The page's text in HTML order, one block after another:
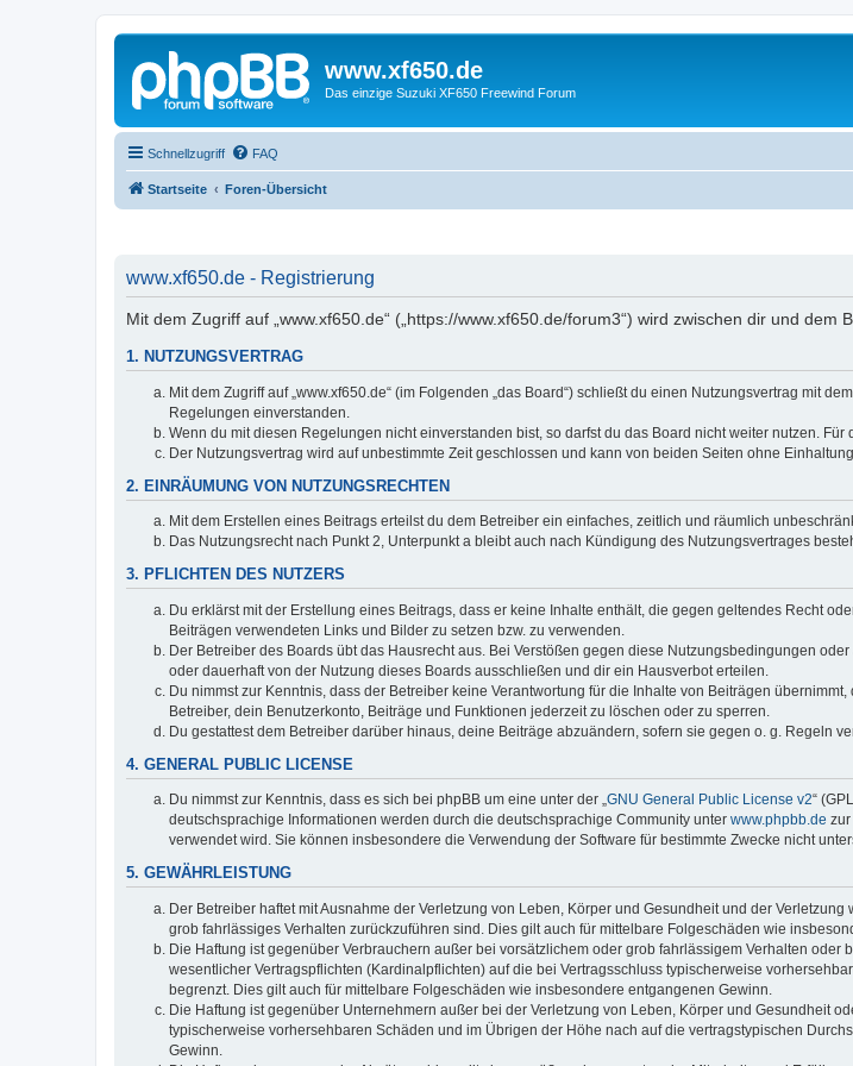
www.xf650.de
Das einzige Suzuki XF650 Freewind Forum
Schnellzugriff FAQ
Startseite Foren-Übersicht
www.xf650.de - Registrierung
Mit dem Zugriff auf „www.xf650.de“ („https://www.xf650.de/forum3“) wird zwischen dir und
1. NUTZUNGSVERTRAG
Mit dem Zugriff auf „www.xf650.de“ (im Folgenden „das Board“) schließt du einen Nutzungsvertrag mit
Regelungen einverstanden.
Wenn du mit diesen Regelungen nicht einverstanden bist, so darfst du das Board nicht weiter nutzen.
Der Nutzungsvertrag wird auf unbestimmte Zeit geschlossen und kann von beiden Seiten ohne
2. EINRÄUMUNG VON NUTZUNGSRECHTEN
Mit dem Erstellen eines Beitrags erteilst du dem Betreiber ein einfaches, zeitlich und räumlich
Das Nutzungsrecht nach Punkt 2, Unterpunkt a bleibt auch nach Kündigung des Nutzungsvertrages
3. PFLICHTEN DES NUTZERS
Du erklärst mit der Erstellung eines Beitrags, dass er keine Inhalte enthält, die gegen geltendes Recht
Beiträgen verwendeten Links und Bilder zu setzen bzw. zu verwenden.
Der Betreiber des Boards übt das Hausrecht aus. Bei Verstößen gegen diese Nutzungsbedingungen
oder dauerhaft von der Nutzung dieses Boards ausschließen und dir ein Hausverbot erteilen.
Du nimmst zur Kenntnis, dass der Betreiber keine Verantwortung für die Inhalte von Beiträgen
Betreiber, dein Benutzerkonto, Beiträge und Funktionen jederzeit zu löschen oder zu sperren.
Du gestattest dem Betreiber darüber hinaus, deine Beiträge abzuändern, sofern sie gegen o. g. Regeln
4. GENERAL PUBLIC LICENSE
Du nimmst zur Kenntnis, dass es sich bei phpBB um eine unter der „GNU General Public License v2“
deutschsprachige Informationen werden durch die deutschsprachige Community unter www.phpbb.de
verwendet wird. Sie können insbesondere die Verwendung der Software für bestimmte Zwecke nicht
5. GEWÄHRLEISTUNG
Der Betreiber haftet mit Ausnahme der Verletzung von Leben, Körper und Gesundheit und der
grob fahrlässiges Verhalten zurückzuführen sind. Dies gilt auch für mittelbare Folgeschäden wie
Die Haftung ist gegenüber Verbrauchern außer bei vorsätzlichem oder grob fahrlässigem Verhalten
wesentlicher Vertragspflichten (Kardinalpflichten) auf die bei Vertragsschluss typischerweise
begrenzt. Dies gilt auch für mittelbare Folgeschäden wie insbesondere entgangenen Gewinn.
Die Haftung ist gegenüber Unternehmern außer bei der Verletzung von Leben, Körper und Gesundheit
typischerweise vorhersehbaren Schäden und im Übrigen der Höhe nach auf die vertragstypischen
Gewinn.